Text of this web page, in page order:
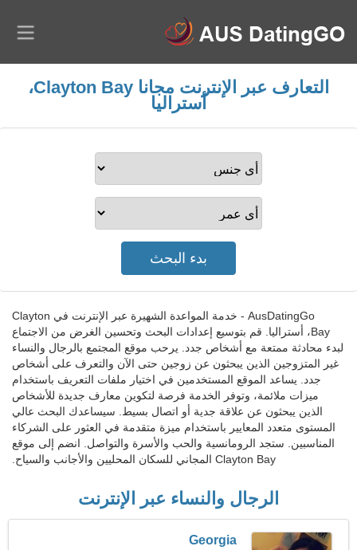
التعارف عبر الإنترنت مجانا Clayton Bay،
أستراليا
AusDatingGo - خدمة المواعدة الشهيرة عبر الإنترنت في Clayton
Bay، أستراليا. قم بتوسيع إعدادات البحث وتحسين الغرض من الاجتماع
لبدء محادثة ممتعة مع أشخاص جدد. يرحب موقع المجتمع بالرجال والنساء
غير المتزوجين الذين يبحثون عن زوجين حتى الآن والتعرف على أشخاص
جدد. يساعد الموقع المستخدمين في اختيار ملفات التعريف باستخدام
ميزات ملائمة، وتوفر الخدمة فرصة لتكوين معارف جديدة للأشخاص
الذين يبحثون عن علاقة جدية أو اتصال بسيط. سيساعدك البحث عالي
المستوى متعدد المعايير باستخدام ميزة متقدمة في العثور على الشركاء
المناسبين. ستجد الرومانسية والحب والأسرة والتواصل. انضم إلى موقع
Clayton Bay المجاني للسكان المحليين والأجانب والسياح.
الرجال والنساء عبر الإنترنت
Georgia